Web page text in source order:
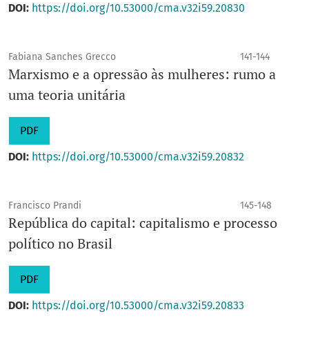
DOI: https://doi.org/10.53000/cma.v32i59.20830
Fabiana Sanches Grecco 141-144
Marxismo e a opressão às mulheres: rumo a
uma teoria unitária
PDF
DOI: https://doi.org/10.53000/cma.v32i59.20832
Francisco Prandi 145-148
República do capital: capitalismo e processo
político no Brasil
PDF
DOI: https://doi.org/10.53000/cma.v32i59.20833